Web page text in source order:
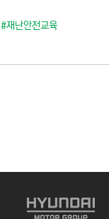
#재난안전교육